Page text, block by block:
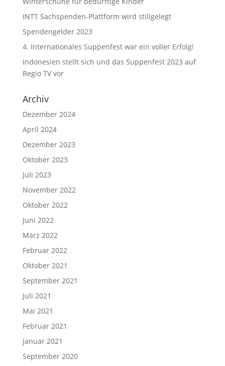
INTT Sachspenden-Plattform wird stillgelegt
Spendengelder 2023
4. Internationales Suppenfest war ein voller Erfolg!
Indonesien stellt sich und das Suppenfest 2023 auf
Regio TV vor
Archiv
Dezember 2024
April 2024
Dezember 2023
Oktober 2023
Juli 2023
November 2022
Oktober 2022
Juni 2022
März 2022
Februar 2022
Oktober 2021
September 2021
Juli 2021
Mai 2021
Februar 2021
Januar 2021
September 2020